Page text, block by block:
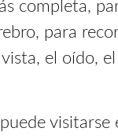
completa,
para
el oído, el
puede